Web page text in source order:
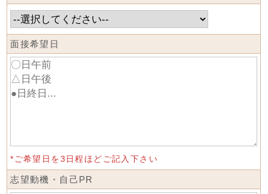
面接希望日
*ご希望日を3日程ほどご記入下さい
志望動機・自己PR